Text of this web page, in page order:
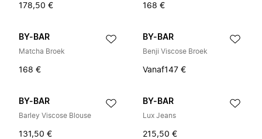
178,50 € 168 €
BY-BAR
Matcha Broek
168 €
BY-BAR
Benji Viscose Broek
Vanaf147 €
BY-BAR
Barley Viscose Blouse
131,50 €
BY-BAR
Lux Jeans
215,50 €